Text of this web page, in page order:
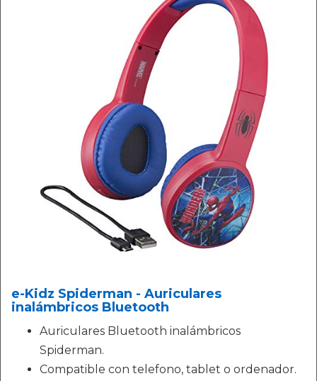
e-Kidz Spiderman - Auriculares
inalámbricos Bluetooth
Auriculares Bluetooth inalámbricos
Spiderman.
Compatible con telefono, tablet o ordenador.